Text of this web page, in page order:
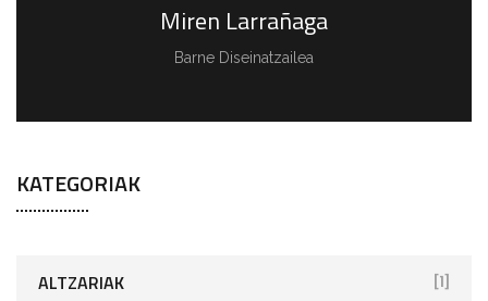
Miren Larrañaga
Barne Diseinatzailea
KATEGORIAK
ALTZARIAK [1]